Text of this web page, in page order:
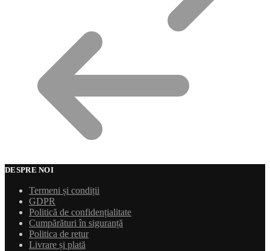
DESPRE NOI
Termeni și condiții
GDPR
Politică de confidențialitate
Cumpărături în siguranță
Politica de retur
Livrare și plată